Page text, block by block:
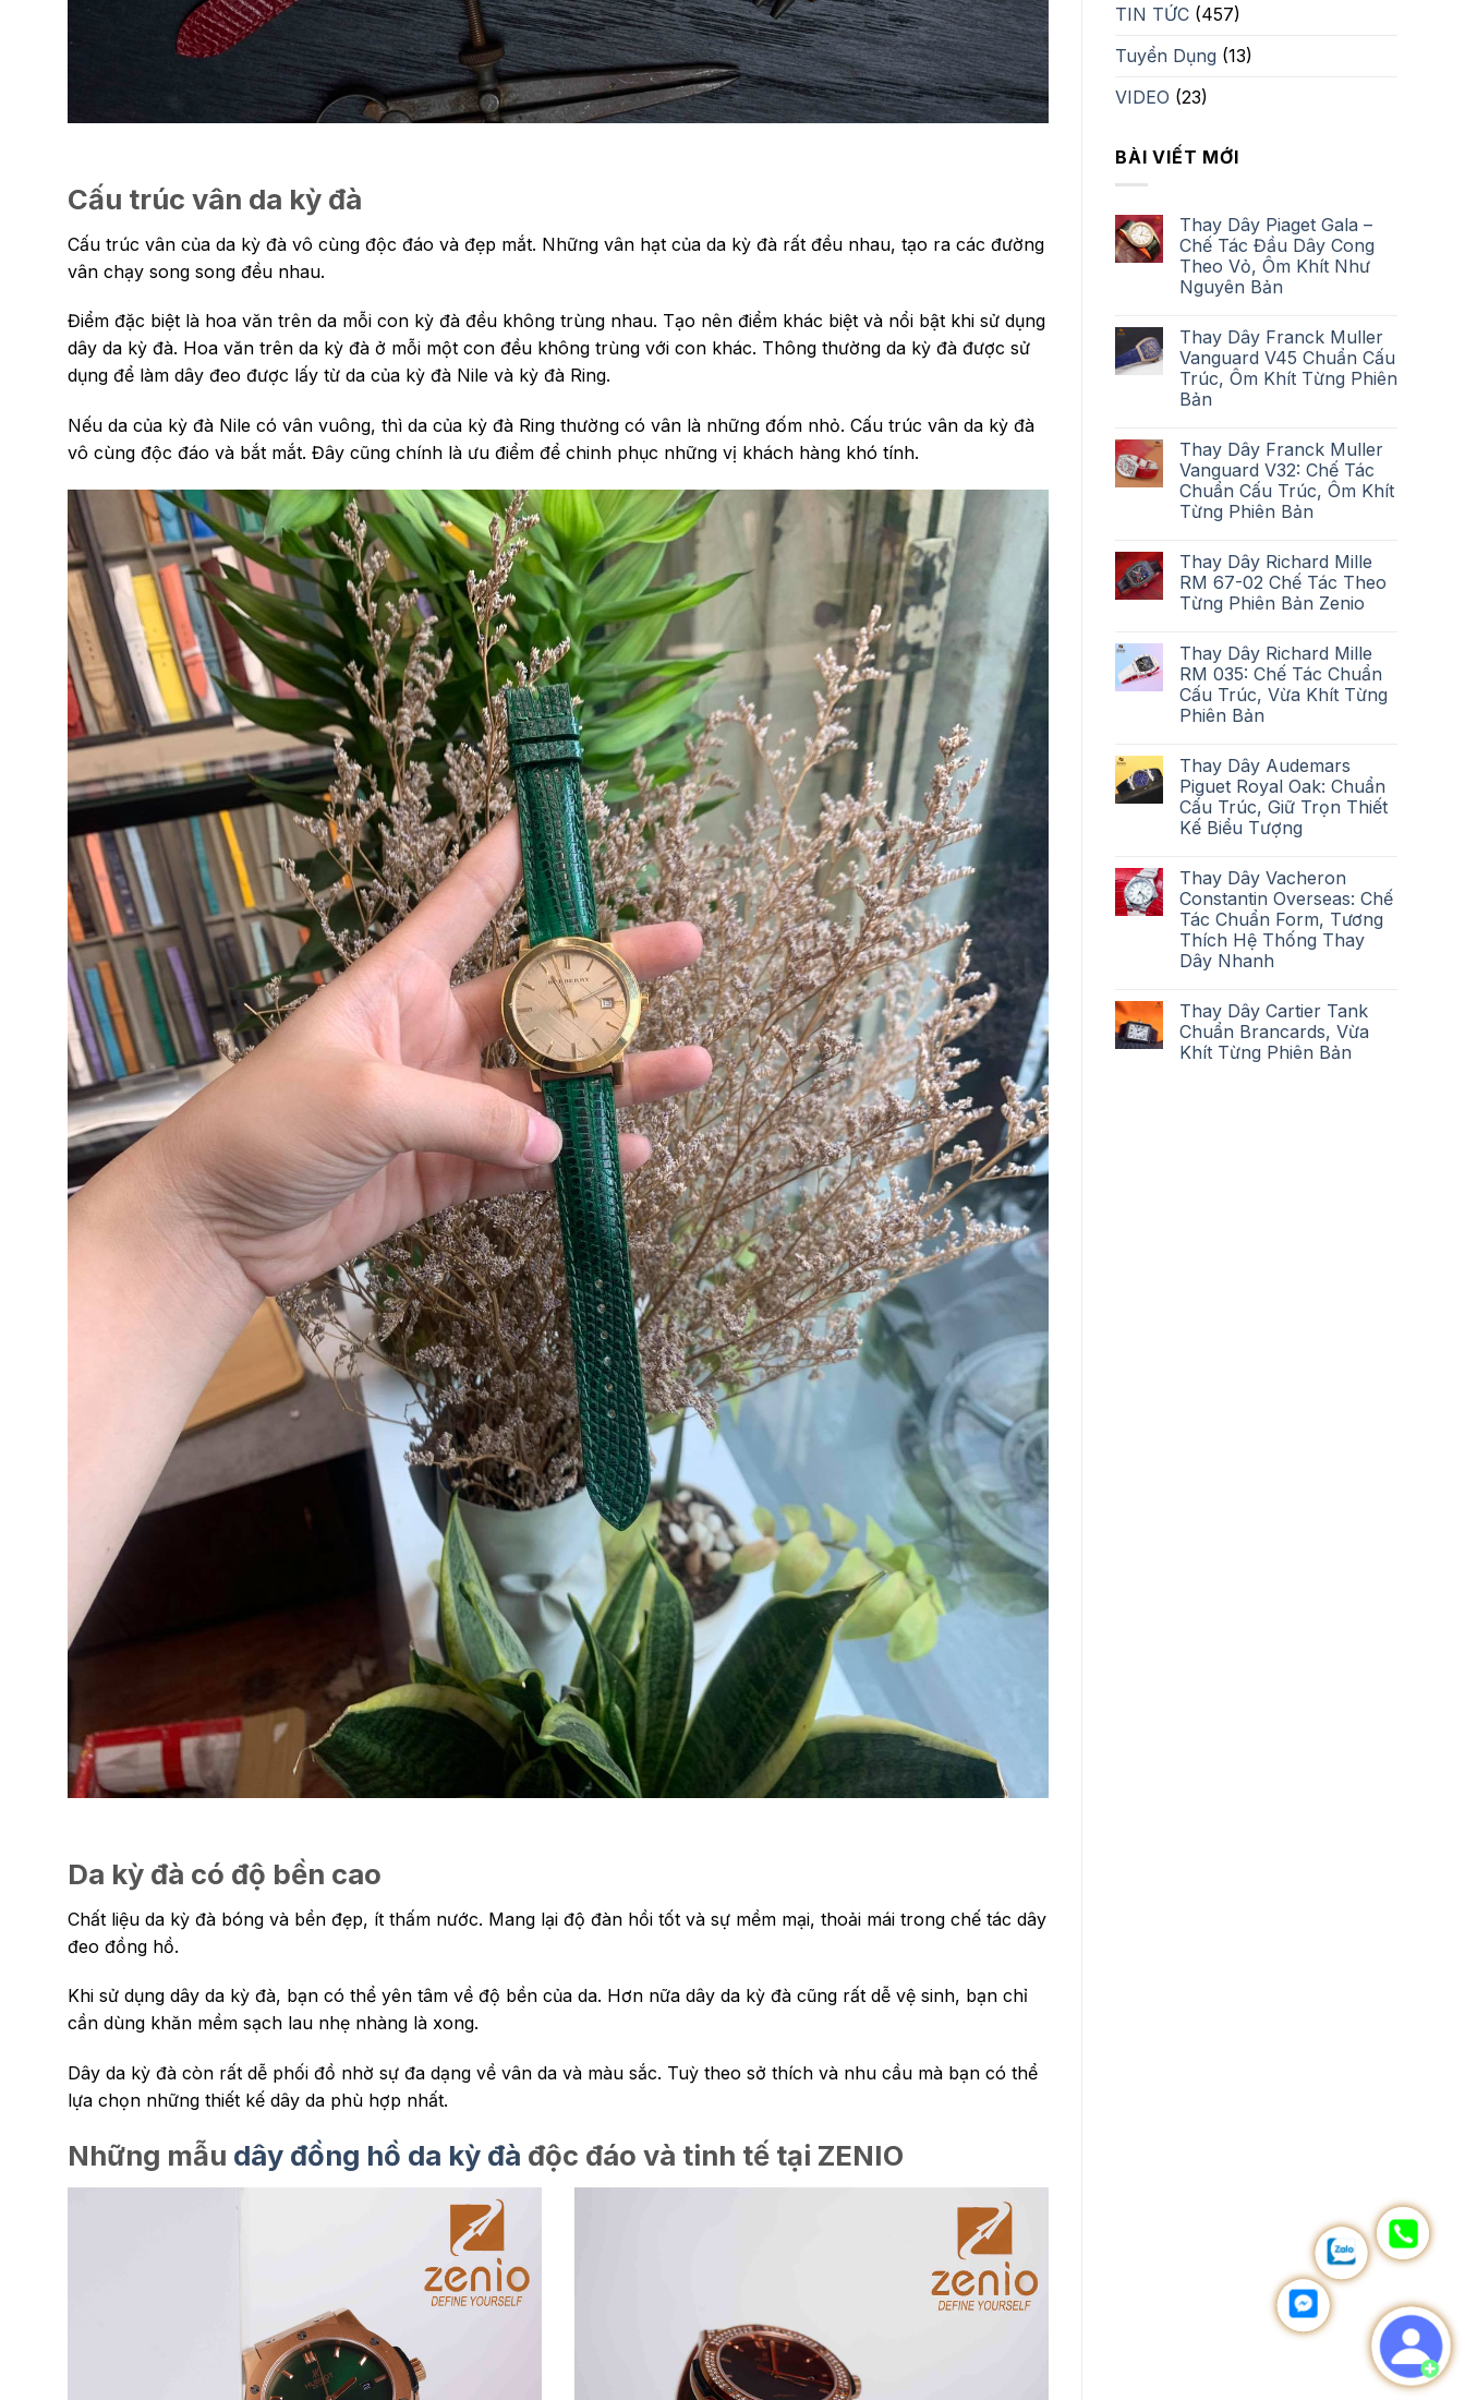
Cấu trúc vân da kỳ đà
Cấu trúc vân của da kỳ đà vô cùng độc đáo và đẹp mắt. Những vân hạt của da kỳ đà rất đều nhau, tạo ra các đường
vân chạy song song đều nhau.
Điểm đặc biệt là hoa văn trên da mỗi con kỳ đà đều không trùng nhau. Tạo nên điểm khác biệt và nổi bật khi sử dụng
dây da kỳ đà. Hoa văn trên da kỳ đà ở mỗi một con đều không trùng với con khác. Thông thường da kỳ đà được sử
dụng để làm dây đeo được lấy từ da của kỳ đà Nile và kỳ đà Ring.
Nếu da của kỳ đà Nile có vân vuông, thì da của kỳ đà Ring thường có vân là những đốm nhỏ. Cấu trúc vân da kỳ đà
vô cùng độc đáo và bắt mắt. Đây cũng chính là ưu điểm để chinh phục những vị khách hàng khó tính.
Da kỳ đà có độ bền cao
Chất liệu da kỳ đà bóng và bền đẹp, ít thấm nước. Mang lại độ đàn hồi tốt và sự mềm mại, thoải mái trong chế tác dây
đeo đồng hồ.
Khi sử dụng dây da kỳ đà, bạn có thể yên tâm về độ bền của da. Hơn nữa dây da kỳ đà cũng rất dễ vệ sinh, bạn chỉ
cần dùng khăn mềm sạch lau nhẹ nhàng là xong.
Dây da kỳ đà còn rất dễ phối đồ nhờ sự đa dạng về vân da và màu sắc. Tuỳ theo sở thích và nhu cầu mà bạn có thể
lựa chọn những thiết kế dây da phù hợp nhất.
Những mẫu dây đồng hồ da kỳ đà độc đáo và tinh tế tại ZENIO
TIN TỨC (457)
Tuyển Dụng (13)
VIDEO (23)
BÀI VIẾT MỚI
Thay Dây Piaget Gala –
Chế Tác Đầu Dây Cong
Theo Vỏ, Ôm Khít Như
Nguyên Bản
Thay Dây Franck Muller
Vanguard V45 Chuẩn Cấu
Trúc, Ôm Khít Từng Phiên
Bản
Thay Dây Franck Muller
Vanguard V32: Chế Tác
Chuẩn Cấu Trúc, Ôm Khít
Từng Phiên Bản
Thay Dây Richard Mille
RM 67-02 Chế Tác Theo
Từng Phiên Bản Zenio
Thay Dây Richard Mille
RM 035: Chế Tác Chuẩn
Cấu Trúc, Vừa Khít Từng
Phiên Bản
Thay Dây Audemars
Piguet Royal Oak: Chuẩn
Cấu Trúc, Giữ Trọn Thiết
Kế Biểu Tượng
Thay Dây Vacheron
Constantin Overseas: Chế
Tác Chuẩn Form, Tương
Thích Hệ Thống Thay
Dây Nhanh
Thay Dây Cartier Tank
Chuẩn Brancards, Vừa
Khít Từng Phiên Bản